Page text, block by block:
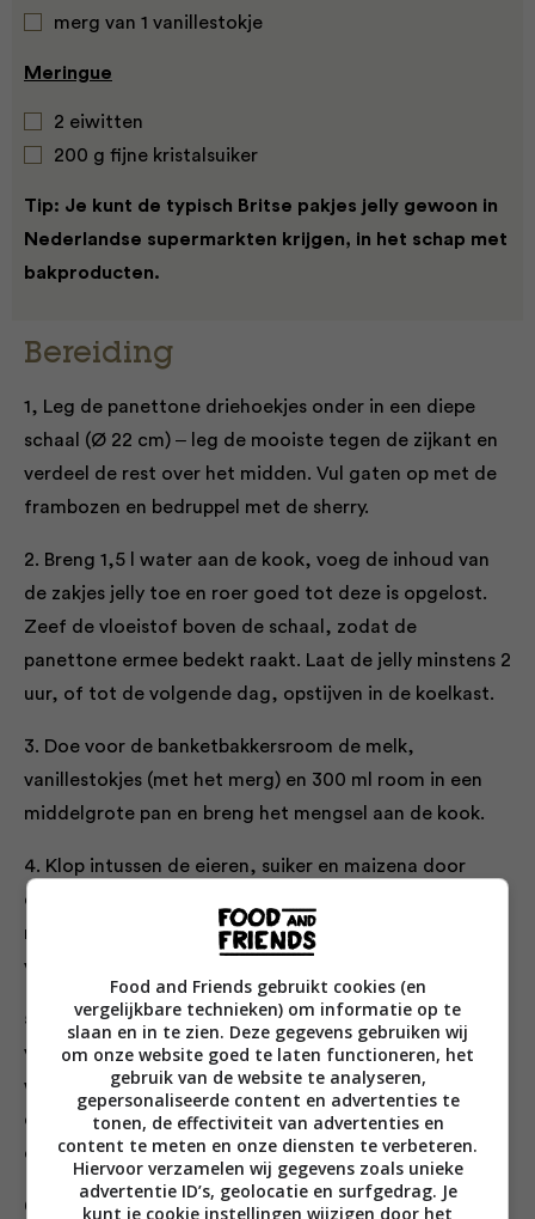
merg van 1 vanillestokje
Meringue
2 eiwitten
200 g fijne kristalsuiker
Tip: Je kunt de typisch Britse pakjes jelly gewoon in
Nederlandse supermarkten krijgen, in het schap met
bakproducten.
Bereiding
1, Leg de panettone driehoekjes onder in een diepe
schaal (Ø 22 cm) ‒ leg de mooiste tegen de zijkant en
verdeel de rest over het midden. Vul gaten op met de
frambozen en bedruppel met de sherry.
2. Breng 1,5 l water aan de kook, voeg de inhoud van
de zakjes jelly toe en roer goed tot deze is opgelost.
Zeef de vloeistof boven de schaal, zodat de
panettone ermee bedekt raakt. Laat de jelly minstens 2
uur, of tot de volgende dag, opstijven in de koelkast.
3. Doe voor de banketbakkersroom de melk,
vanillestokjes (met het merg) en 300 ml room in een
middelgrote pan en breng het mengsel aan de kook.
4. Klop intussen de eieren, suiker en maizena door
elkaar in een steelpan. Voeg al roerend het hete
melkmengsel beetje bij beetje toe, zet op middelhoog
vuur en kook het al kloppend tot het is ingedikt.
5. Schenk het mengsel door een zeef (om klontjes te
voorkomen) in een kom, dek af met plasticfolie en
wacht tot het stevig aanvoelt. Klop het glad en klop
de rest van de slagroom in een andere kom stijf. Schep
de stijve slagroom door het gladde eiermengsel.
6. Schep de banketbakkersroom op de gestolde jelly.
Food and Friends gebruikt cookies (en
vergelijkbare technieken) om informatie op te
slaan en in te zien. Deze gegevens gebruiken wij
om onze website goed te laten functioneren, het
gebruik van de website te analyseren,
gepersonaliseerde content en advertenties te
tonen, de effectiviteit van advertenties en
content te meten en onze diensten te verbeteren.
Hiervoor verzamelen wij gegevens zoals unieke
advertentie ID’s, geolocatie en surfgedrag. Je
kunt je cookie instellingen wijzigen door het